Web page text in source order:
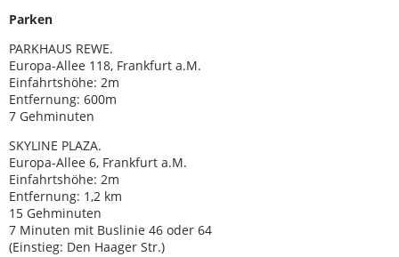
Parken
PARKHAUS REWE.
Europa-Allee 118, Frankfurt a.M.
Einfahrtshöhe: 2m
Entfernung: 600m
7 Gehminuten
SKYLINE PLAZA.
Europa-Allee 6, Frankfurt a.M.
Einfahrtshöhe: 2m
Entfernung: 1,2 km
15 Gehminuten
7 Minuten mit Buslinie 46 oder 64
(Einstieg: Den Haager Str.)